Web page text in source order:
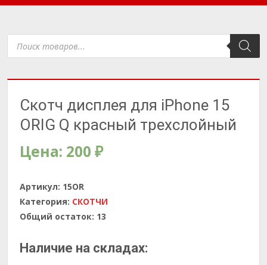
Поиск
товаров
Скотч дисплея для iPhone 15
ORIG Q красный трехслойный
Цена: 200 ₽
Артикул: 15OR
Категория: СКОТЧИ
Общий остаток: 13
Наличие на складах: